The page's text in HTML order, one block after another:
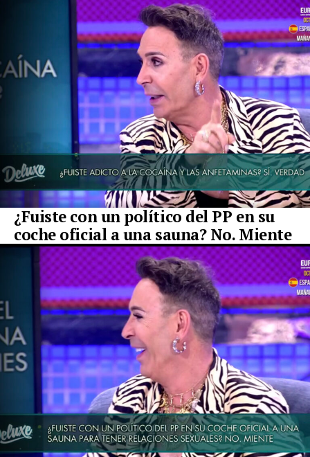
¿Fuiste con un político del PP en su
coche oficial a una sauna? No. Miente